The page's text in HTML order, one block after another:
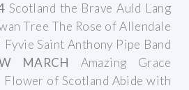
Scotland the BraveAuld Lang
Tree The Rose of Allendale
FyvieSaint Anthony Pipe Band
MARCH
Amazing Grace
Flower of Scotland Abide with